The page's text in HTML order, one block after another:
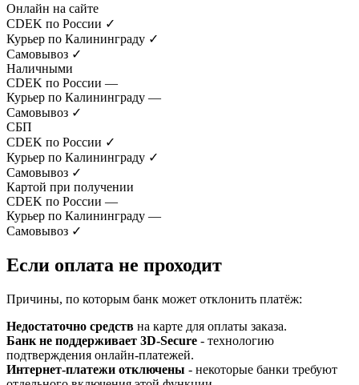
Онлайн на сайте
CDEK по России ✓
Курьер по Калининграду ✓
Самовывоз ✓
Наличными
CDEK по России —
Курьер по Калининграду —
Самовывоз ✓
СБП
CDEK по России ✓
Курьер по Калининграду ✓
Самовывоз ✓
Картой при получении
CDEK по России —
Курьер по Калининграду —
Самовывоз ✓
Если оплата не проходит
Причины, по которым банк может отклонить платёж:
Недостаточно средств на карте для оплаты заказа.
Банк не поддерживает 3D-Secure - технологию
подтверждения онлайн-платежей.
Интернет-платежи отключены - некоторые банки требуют